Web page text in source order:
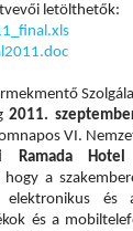
letölthetők:
2011.
VI.
Ramada
hogy a
elektronikus
és a